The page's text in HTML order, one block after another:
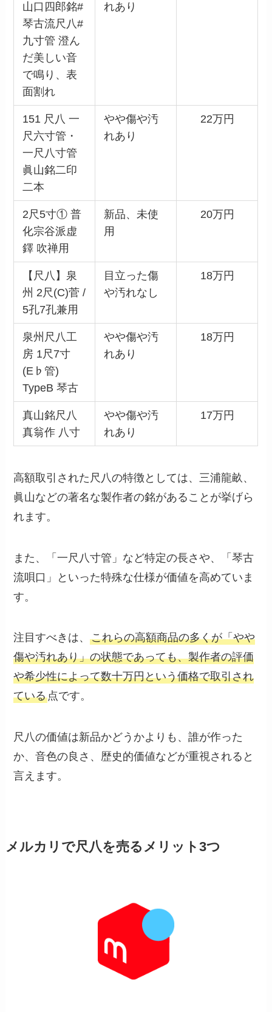
山口四郎銘#
琴古流尺八#
九寸管 澄ん
だ美しい音
で鳴り、表
面割れ
れあり
151 尺八 一
尺六寸管・
一尺八寸管
眞山銘二印
二本
やや傷や汚
れあり
22万円
2尺5寸① 普
化宗谷派虚
鐸 吹禅用
新品、未使
用
20万円
【尺八】泉
州 2尺(C)菅 /
5孔7孔兼用
目立った傷
や汚れなし
18万円
泉州尺八工
房 1尺7寸
(E♭管)
TypeB 琴古
やや傷や汚
れあり
18万円
真山銘尺八
真翁作 八寸
やや傷や汚
れあり
17万円
高額取引された尺八の特徴としては、三浦龍畝、
眞山などの著名な製作者の銘があることが挙げら
れます。
また、「一尺八寸管」など特定の長さや、「琴古
流唄口」といった特殊な仕様が価値を高めていま
す。
注目すべきは、これらの高額商品の多くが「やや
傷や汚れあり」の状態であっても、製作者の評価
や希少性によって数十万円という価格で取引され
ている点です。
尺八の価値は新品かどうかよりも、誰が作った
か、音色の良さ、歴史的価値などが重視されると
言えます。
メルカリで尺八を売るメリット3つ